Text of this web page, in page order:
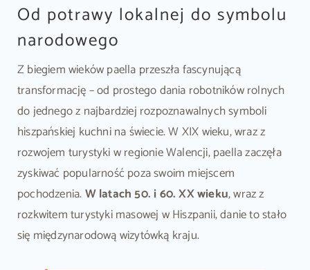
Od potrawy lokalnej do symbolu
narodowego
Z biegiem wieków paella przeszła fascynującą
transformację – od prostego dania robotników rolnych
do jednego z najbardziej rozpoznawalnych symboli
hiszpańskiej kuchni na świecie. W XIX wieku, wraz z
rozwojem turystyki w regionie Walencji, paella zaczęła
zyskiwać popularność poza swoim miejscem
pochodzenia.W latach 50. i 60. XX wieku, wraz z
rozkwitem turystyki masowej w Hiszpanii, danie to stało
się międzynarodową wizytówką kraju.